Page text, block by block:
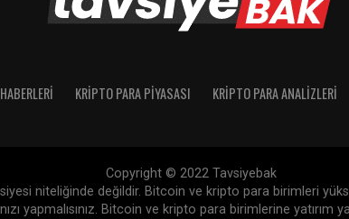
KRIPTO PARA PIYASASI KRIPTO PARA ANALIZLERI
Copyright © 2022 Tavsiyebak
niteliğinde değildir. Bitcoin ve kripto para birimleri
yapmalısınız. Bitcoin ve kripto para birimlerine yatırım